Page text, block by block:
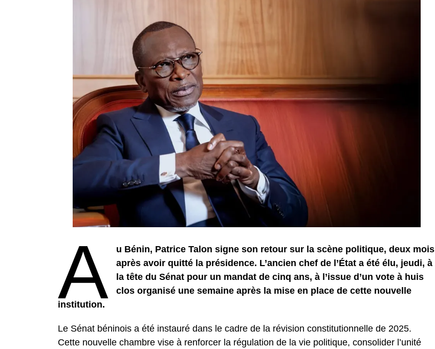
A
u Bénin, Patrice Talon signe son retour sur la scène politique, deux mois
après avoir quitté la présidence. L’ancien chef de l’État a été élu, jeudi, à
la tête du Sénat pour un mandat de cinq ans, à l’issue d’un vote à huis
clos organisé une semaine après la mise en place de cette nouvelle
institution.
Le Sénat béninois a été instauré dans le cadre de la révision constitutionnelle de 2025.
Cette nouvelle chambre vise à renforcer la régulation de la vie politique, consolider l’unité